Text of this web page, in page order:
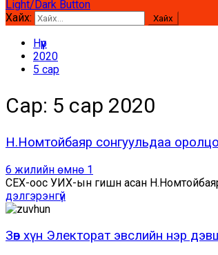
Light/Dark Button
Хайх:
Нүүр
2020
5 сар
Сар: 5 сар 2020
Н.Номтойбаяр сонгуульдаа
6 жилийн өмнө 1
СЕХ-оос УИХ-ын гишүүн асан
дэлгэрэнгүй
Зөв хүн Электорат эвслийн нэр